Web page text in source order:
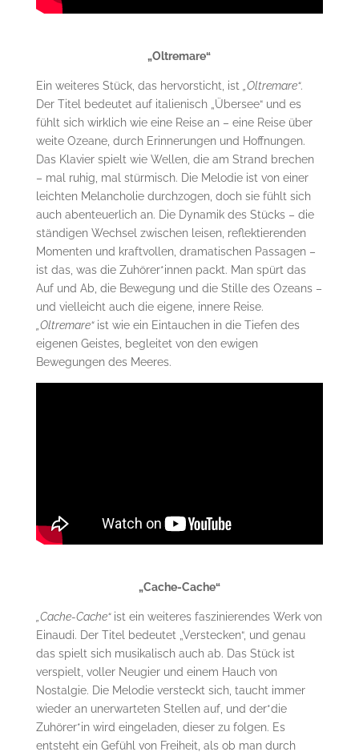
„Oltremare“
Ein weiteres Stück, das hervorsticht, ist „Oltremare“.
Der Titel bedeutet auf italienisch „Übersee“ und es
fühlt sich wirklich wie eine Reise an – eine Reise über
weite Ozeane, durch Erinnerungen und Hoffnungen.
Das Klavier spielt wie Wellen, die am Strand brechen
– mal ruhig, mal stürmisch. Die Melodie ist von einer
leichten Melancholie durchzogen, doch sie fühlt sich
auch abenteuerlich an. Die Dynamik des Stücks – die
ständigen Wechsel zwischen leisen, reflektierenden
Momenten und kraftvollen, dramatischen Passagen –
ist das, was die Zuhörer*innen packt. Man spürt das
Auf und Ab, die Bewegung und die Stille des Ozeans –
und vielleicht auch die eigene, innere Reise.
„Oltremare“ist wie ein Eintauchen in die Tiefen des
eigenen Geistes, begleitet von den ewigen
Bewegungen des Meeres.
„Cache-Cache“
„Cache-Cache“ist ein weiteres faszinierendes Werk von
Einaudi. Der Titel bedeutet „Verstecken“, und genau
das spielt sich musikalisch auch ab. Das Stück ist
verspielt, voller Neugier und einem Hauch von
Nostalgie. Die Melodie versteckt sich, taucht immer
wieder an unerwarteten Stellen auf, und der*die
Zuhörer*in wird eingeladen, dieser zu folgen. Es
entsteht ein Gefühl von Freiheit, als ob man durch